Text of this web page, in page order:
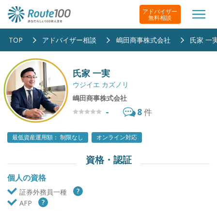
アドバイザー
無料相談
TOP アドバイザー相談 嶋田商事株式会社 氏家 一
氏家 一実
ウジイエ カズノリ
嶋田商事株式会社
- 8件
最低資産運用額： 制限なし オンライン対応
資格・認証
個人の資格
証券外務員一種
AFP